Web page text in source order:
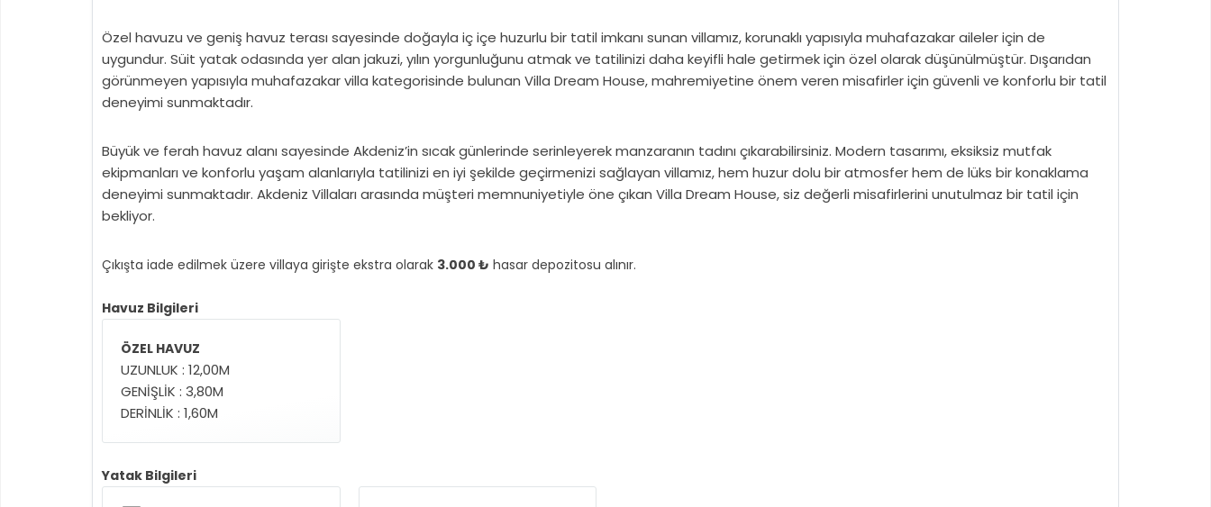
Özel havuzu ve geniş havuz terası sayesinde doğayla iç içe huzurlu bir tatil imkanı sunan villamız, korunaklı yapısıyla muhafazakar aileler için de
uygundur. Süit yatak odasında yer alan jakuzi, yılın yorgunluğunu atmak ve tatilinizi daha keyifli hale getirmek için özel olarak düşünülmüştür. Dışarıdan
görünmeyen yapısıyla muhafazakar villa kategorisinde bulunan Villa Dream House, mahremiyetine önem veren misafirler için güvenli ve konforlu bir tatil
deneyimi sunmaktadır.
Büyük ve ferah havuz alanı sayesinde Akdeniz’in sıcak günlerinde serinleyerek manzaranın tadını çıkarabilirsiniz. Modern tasarımı, eksiksiz mutfak
ekipmanları ve konforlu yaşam alanlarıyla tatilinizi en iyi şekilde geçirmenizi sağlayan villamız, hem huzur dolu bir atmosfer hem de lüks bir konaklama
deneyimi sunmaktadır. Akdeniz Villaları arasında müşteri memnuniyetiyle öne çıkan Villa Dream House, siz değerli misafirlerini unutulmaz bir tatil için
bekliyor.
Çıkışta iade edilmek üzere villaya girişte ekstra olarak 3.000 ₺ hasar depozitosu alınır.
Havuz Bilgileri
ÖZEL HAVUZ
UZUNLUK : 12,00M
GENİŞLİK : 3,80M
DERİNLİK : 1,60M
Yatak Bilgileri